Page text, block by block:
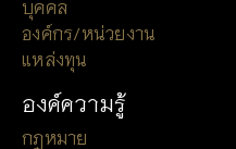
บุคคล
องค์กร/หน่วยงาน
แหล่งทุน
องค์ความรู้
กฎหมาย